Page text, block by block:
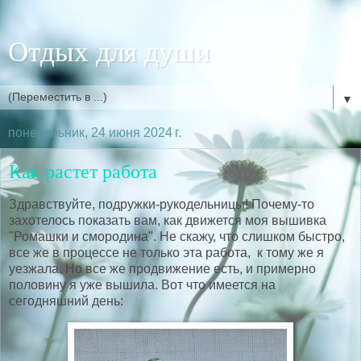
Отдых для души
▼
понедельник, 24 июня 2024 г.
Как растет работа
Здравствуйте, подружки-рукодельницы! Почему-то
захотелось показать вам, как движется моя вышивка
"Ромашки и смородина". Не скажу, что слишком быстро,
все же в процессе не только эта работа, к тому же я
уезжала. Но все же продвижение есть, и примерно
половину я уже вышила. Вот что имеется на
сегодняшний день: